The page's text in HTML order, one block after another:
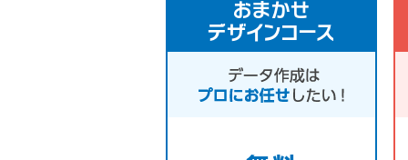
おまかせ
デザインコース